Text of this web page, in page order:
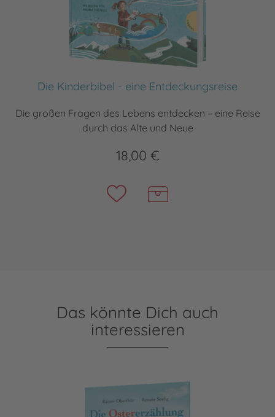
Die Kinderbibel - eine Entdeckungsreise
Die großen Fragen des Lebens entdecken – eine Reise
durch das Alte und Neue
18,00 €
Das könnte Dich auch
interessieren